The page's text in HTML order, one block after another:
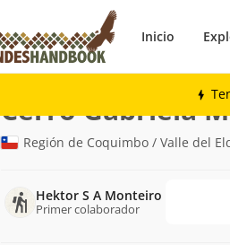
Inicio
Montaña
Cerro Gabriela
Región de Coquimbo / Valle del
Hektor S A Monteiro
Primer colaborador